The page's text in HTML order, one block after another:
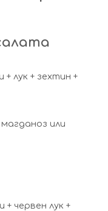
лук + зехтин +
или
червен лук +